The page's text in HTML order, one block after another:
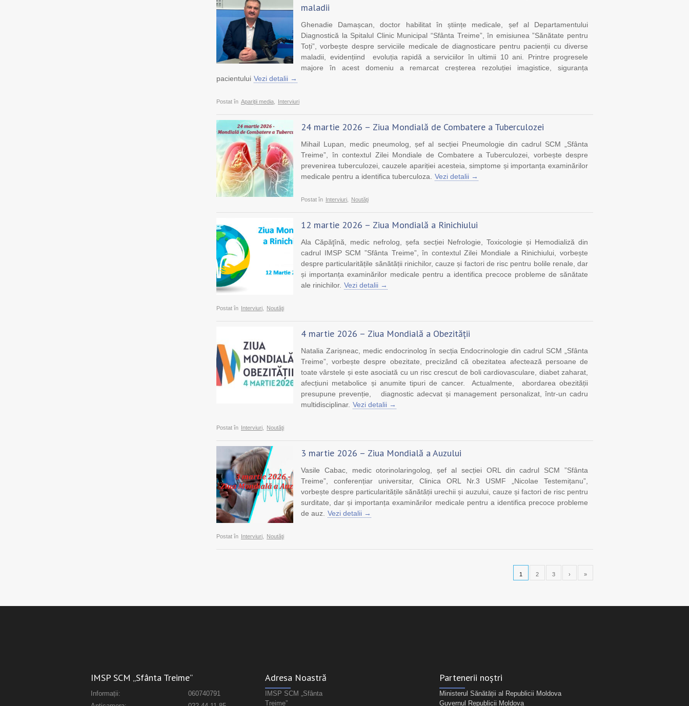
maladii
Ghenadie Damașcan, doctor habilitat în științe medicale, șef al Departamentului
Diagnostică la Spitalul Clinic Municipal “Sfânta Treime”, în emisiunea ”Sănătate pentru
Toți”, vorbește despre serviciile medicale de diagnosticare pentru pacienții cu diverse
maladii, evidențiind evoluția rapidă a serviciilor în ultimii 10 ani. Printre progresele
majore în acest domeniu a remarcat creșterea rezoluției imagistice, siguranța
pacientului Vezi detalii →
Postat în Apariţii media Interviuri
24 martie 2026 – Ziua Mondială de Combatere a Tuberculozei
Mihail Lupan, medic pneumolog, șef al secției Pneumologie din cadrul SCM „Sfânta
Treime”, în contextul Zilei Mondiale de Combatere a Tuberculozei, vorbește despre
prevenirea tuberculozei, cauzele apariției acesteia, simptome și importanța examinărilor
medicale pentru a identifica tuberculoza.
Vezi detalii →
Postat în Interviuri Noutăţi
12 martie 2026 – Ziua Mondială a Rinichiului
Ala Căpăţînă, medic nefrolog, șefa secției Nefrologie, Toxicologie și Hemodializă din
cadrul IMSP SCM ”Sfânta Treime”, în contextul Zilei Mondiale a Rinichiului, vorbește
despre particularitățile sănătății rinichilor, cauze și factori de risc pentru bolile renale, dar
și importanța examinărilor medicale pentru a identifica precoce probleme de sănătate
ale rinichilor. Vezi detalii →
Postat în Interviuri Noutăţi
4 martie 2026 – Ziua Mondială a Obezității
Natalia Zarișneac, medic endocrinolog în secția Endocrinologie din cadrul SCM „Sfânta
Treime”, vorbește despre obezitate, precizând că obezitatea afectează persoane de
toate vârstele și este asociată cu un risc crescut de boli cardiovasculare, diabet zaharat,
afecțiuni metabolice și anumite tipuri de cancer. Actualmente, abordarea obezității
presupune prevenție, diagnostic adecvat și management personalizat, într-un cadru
multidisciplinar. Vezi detalii →
Postat în Interviuri Noutăţi
3 martie 2026 – Ziua Mondială a Auzului
Vasile Cabac, medic otorinolaringolog, șef al secției ORL din cadrul SCM ”Sfânta
Treime”, conferențiar universitar, Clinica ORL Nr.3 USMF „Nicolae Testemițanu”,
vorbește despre particularitățile sănătății urechii și auzului, cauze și factori de risc pentru
surditate, dar și importanța examinărilor medicale pentru a identifica precoce probleme
de auz.
Vezi detalii →
Postat în Interviuri Noutăţi
1 2 3 › »
IMSP SCM „Sfânta Treime”
Informații:
060740791
Adresa Noastră
IMSP SCM „Sfânta
Treime”
Partenerii noștri
Ministerul Sănătății al Republicii Moldova
Guvernul Republicii Moldova